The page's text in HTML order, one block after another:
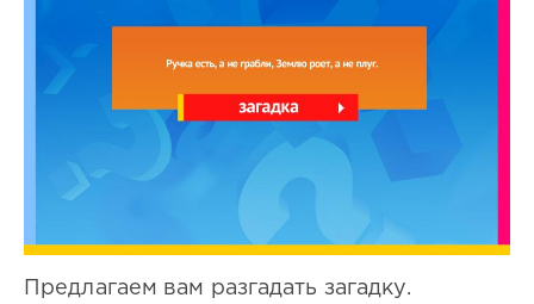
загадки
Предлагаем вам разгадать загадку.